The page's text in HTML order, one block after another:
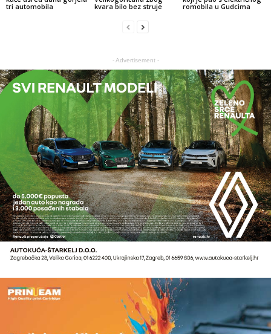
tri automobila
kvara bilo bez struje
romobila u Gudcima
- Advertisement -